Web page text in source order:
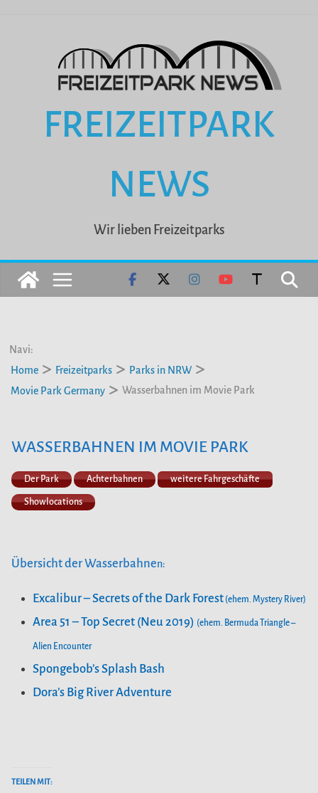
FREIZEITPARK
NEWS
Wir lieben Freizeitparks
Navi:
Home
Freizeitparks
Parks in NRW
Movie Park Germany
Wasserbahnen im Movie Park
WASSERBAHNEN IM MOVIE PARK
Der Park Achterbahnen weitere Fahrgeschäfte
Showlocations
Übersicht der Wasserbahnen:
Excalibur – Secrets of the Dark Forest (ehem. Mystery River)
Area 51 – Top Secret (Neu 2019) (ehem. Bermuda Triangle –
Alien Encounter
Spongebob’s Splash Bash
Dora’s Big River Adventure
TEILEN MIT: